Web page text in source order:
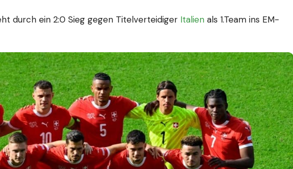
durch ein 2:0 Sieg gegen Titelverteidiger Italien als 1.Team ins EM-